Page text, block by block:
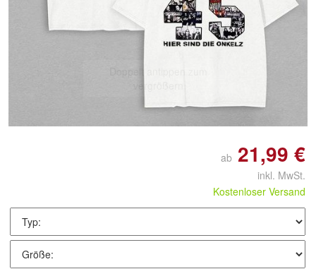
Doppelt antippen zum
ab 21,99 €
inkl. MwSt.
Kostenloser Versand